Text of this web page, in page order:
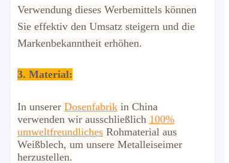
Verwendung dieses Werbemittels können
Sie effektiv den Umsatz steigern und die
Markenbekanntheit erhöhen.
3. Material:
In unserer Dosenfabrik in China
verwenden wir ausschließlich 100%
umweltfreundliches Rohmaterial aus
Weißblech, um unsere Metalleiseimer
herzustellen.